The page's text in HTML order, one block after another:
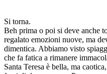
Si torna.
Beh prima o poi si deve anche
regalato emozioni nuove, ma
dimentica. Abbiamo visto
che fa fatica a rimanere
Santa Teresa è bella, ma